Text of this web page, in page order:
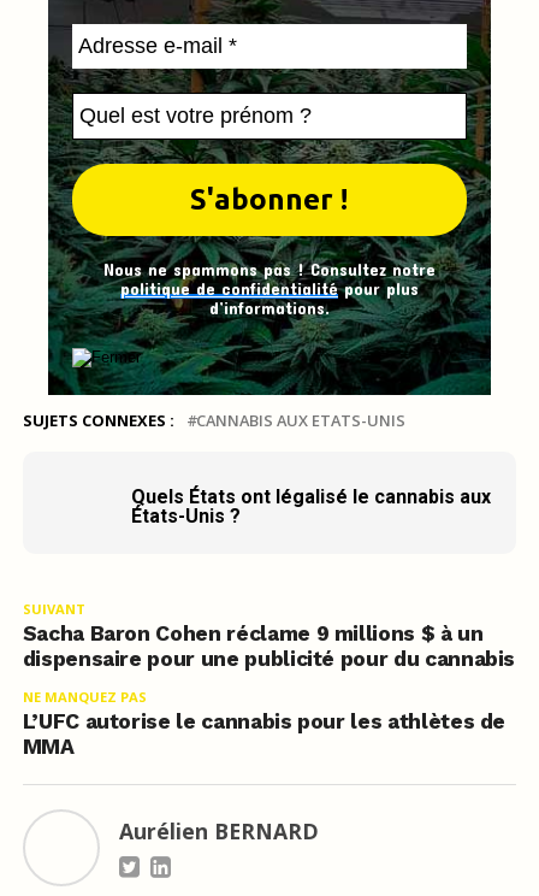
Nous ne spammons pas ! Consultez notre
politique de confidentialitépour plus
d’informations.
SUJETS CONNEXES : CANNABIS AUX ETATS-UNIS
Quels États ont légalisé le cannabis aux
États-Unis ?
SUIVANT
Sacha Baron Cohen réclame 9 millions $ à un
dispensaire pour une publicité pour du cannabis
NE MANQUEZ PAS
L’UFC autorise le cannabis pour les athlètes de
MMA
Aurélien BERNARD